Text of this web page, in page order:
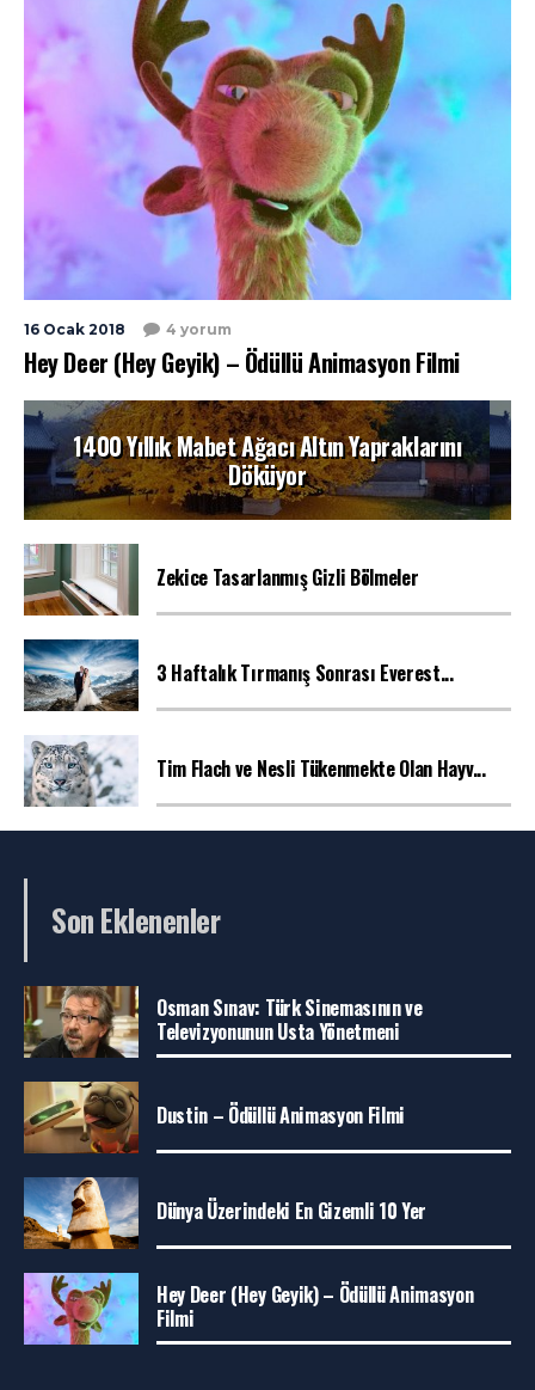
16 Ocak 2018 4 yorum
Hey Deer (Hey Geyik) – Ödüllü Animasyon Filmi
1400 Yıllık Mabet Ağacı Altın Yapraklarını
Döküyor
Zekice Tasarlanmış Gizli Bölmeler
3 Haftalık Tırmanış Sonrası Everest...
Tim Flach ve Nesli Tükenmekte Olan Hayv...
Son Eklenenler
Osman Sınav: Türk Sinemasının ve
Televizyonunun Usta Yönetmeni
Dustin – Ödüllü Animasyon Filmi
Dünya Üzerindeki En Gizemli 10 Yer
Hey Deer (Hey Geyik) – Ödüllü Animasyon
Filmi